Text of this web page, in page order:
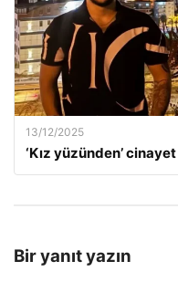
13/12/2025
‘Kız yüzünden’
Bir yanıt yazın